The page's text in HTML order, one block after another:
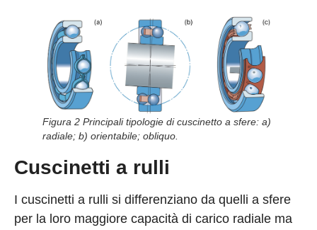
Figura 2 Principali tipologie di cuscinetto a sfere: a)
radiale; b) orientabile; obliquo.
Cuscinetti a rulli
I cuscinetti a rulli si differenziano da quelli a sfere
per la loro maggiore capacità di carico radiale ma